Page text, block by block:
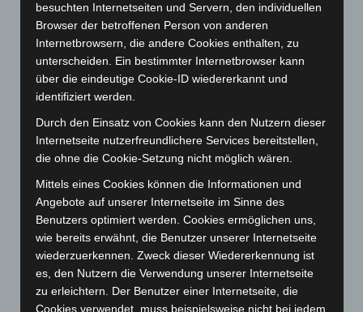
August 2023 (134)
Juli 2023(118)
Juni 2023(142)
Mai 2023(139)
März 2023(174)
Februar 2023(154)
Januar 2023(140)
Dezember 2022(130)
November 2022(167)
Oktober 2022(166)
September 2022(205)
August 2022
(166)
besuchten Internetseiten und Servern, den individuellen
Browser der betroffenen Person von anderen
Internetbrowsern, die andere Cookies enthalten, zu
unterscheiden. Ein bestimmter Internetbrowser kann
über die eindeutige Cookie-ID wiedererkannt und
identifiziert werden.
Durch den Einsatz von Cookies kann den Nutzern dieser
Internetseite nutzerfreundlichere Services bereitstellen,
die ohne die Cookie-Setzung nicht möglich wären.
Mittels eines Cookies können die Informationen und
Angebote auf unserer Internetseite im Sinne des
Benutzers optimiert werden. Cookies ermöglichen uns,
wie bereits erwähnt, die Benutzer unserer Internetseite
wiederzuerkennen. Zweck dieser Wiedererkennung ist
es, den Nutzern die Verwendung unserer Internetseite
zu erleichtern. Der Benutzer einer Internetseite, die
Cookies verwendet, muss beispielsweise nicht bei jedem